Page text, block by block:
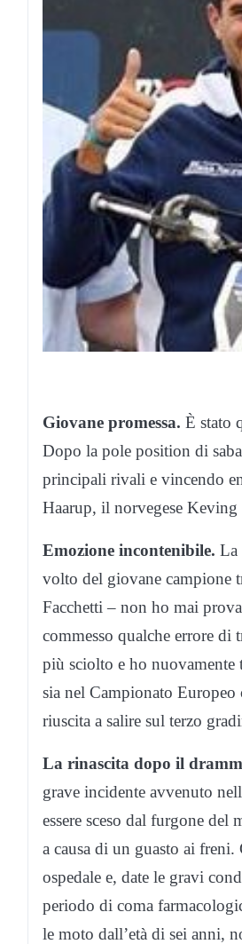
Giovane promessa. È stato
Dopo la pole position di
principali rivali e vincendo
Haarup, il norvegese
Emozione incontenibile. La
volto del giovane campione
Facchetti – non ho mai
commesso qualche errore
più sciolto e ho
sia nel Campionato
riuscita a salire sul terzo
La rinascita dopo il
grave incidente avvenuto
essere sceso dal furgone del
a causa di un guasto ai
ospedale e, date le gravi
periodo di coma
le moto dall’età di sei anni,